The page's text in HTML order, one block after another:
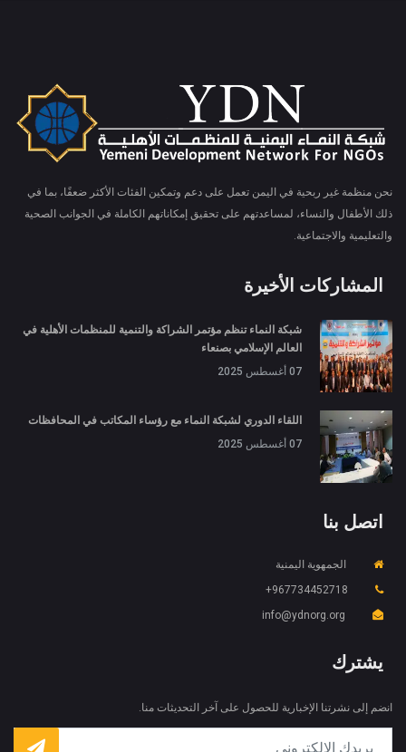
نحن منظمة غير ربحية في اليمن تعمل على دعم وتمكين الفئات الأكثر ضعفًا، بما في
ذلك الأطفال والنساء، لمساعدتهم على تحقيق إمكاناتهم الكاملة في الجوانب الصحية
والتعليمية والاجتماعية.
المشاركات الأخيرة
شبكة النماء تنظم مؤتمر الشراكة والتنمية للمنظمات الأهلية في
العالم الإسلامي بصنعاء
07 أغسطس 2025
اللقاء الدوري لشبكة النماء مع رؤساء المكاتب في المحافظات
07 أغسطس 2025
اتصل بنا
الجمهوية اليمنية
967734452718+
info@ydnorg.org
يشترك
انضم إلى نشرتنا الإخبارية للحصول على آخر التحديثات منا.
ملفات تعريف الارتباط والخصوصية
unsatiable assistance compliment occasional too